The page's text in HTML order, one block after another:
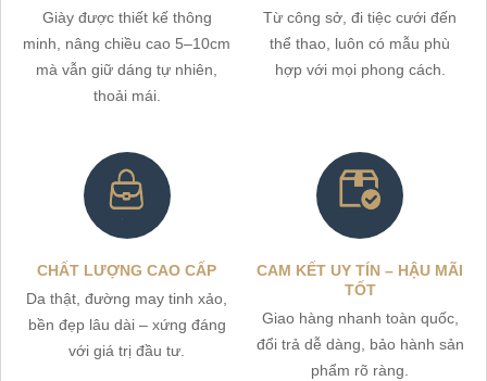
Giày được thiết kế thông
minh, nâng chiều cao 5–10cm
mà vẫn giữ dáng tự nhiên,
thoải mái.
Từ công sở, đi tiệc cưới đến
thể thao, luôn có mẫu phù
hợp với mọi phong cách.
CHẤT LƯỢNG CAO CẤP
Da thật, đường may tinh xảo,
bền đẹp lâu dài – xứng đáng
với giá trị đầu tư.
CAM KẾT UY TÍN – HẬU MÃI
TỐT
Giao hàng nhanh toàn quốc,
đổi trả dễ dàng, bảo hành sản
phẩm rõ ràng.